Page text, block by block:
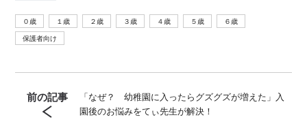
０歳 １歳 ２歳 ３歳 ４歳 ５歳
６歳
保護者向け
前の記事
「なぜ？ 幼稚園に入ったらグズグズが増えた」入
園後のお悩みをてぃ先生が解決！